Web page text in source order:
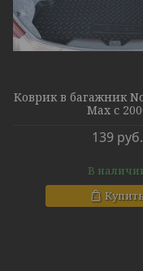
Коврик в багажник
Max с
139 руб.
В